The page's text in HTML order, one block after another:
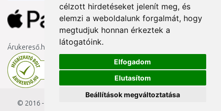
célzott hirdetéseket jelenít meg, és
elemzi a weboldalunk forgalmát, hogy
megtudjuk honnan érkeztek a
látogatóink.
Elfogadom
Elutasítom
Beállítások megváltoztatása
Árukereső.hu
© 2016 - 2026